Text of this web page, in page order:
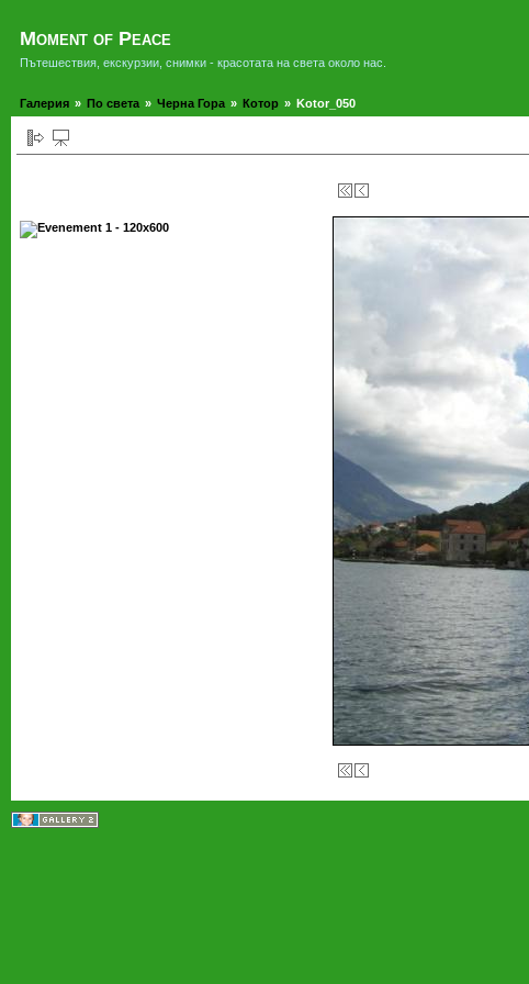
Moment of Peace
Пътешествия, екскурзии, снимки - красотата на света около нас.
Галерия » По света » Черна Гора » Котор » Kotor_050